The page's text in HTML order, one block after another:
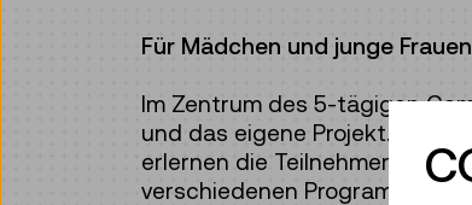
Für Mädchen und junge Frauen
Im Zentrum des 5-tägigen
und das eigene Projekt. Auf
erlernen die Teilnehmer:innen
verschiedenen Programmen